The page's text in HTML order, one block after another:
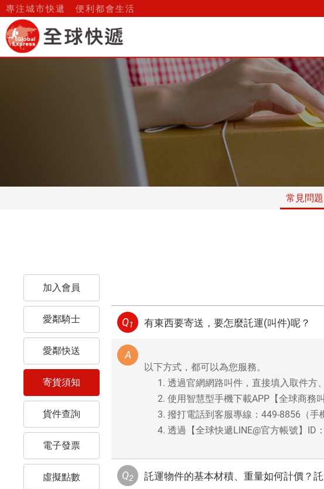
寄貨須知_常見問題_客服中心 | 全
專注城市快遞 便利都會生活
關於我們 沿革
商務快遞
常見問題
加入會員
愛鄰騎士
愛鄰快送
寄貨須知
貨件查詢
電子發票
虛擬點數
Q1 有東西要寄送，要怎麼託運(叫件)呢？
A
以下方式，都可以為您服務。
透過官網網路叫件，直接填入取件方
使用智慧型手機下載APP【全球商務
撥打電話到客服專線：449-8856（手
透過【全球快遞LINE@官方帳號】ID：
Q2 託運物件的基本材積、重量如何計價？